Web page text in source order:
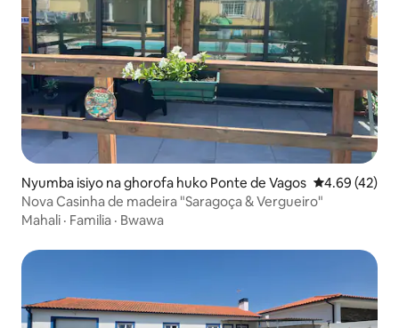
Nyumba isiyo na ghorofa huko Ponte de Vagos Ukadiriaji wa
4.69 (42)
Nova Casinha de madeira "Saragoça & Vergueiro"
Mahali · Familia · Bwawa